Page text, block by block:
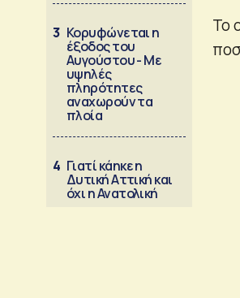
3 Κορυφώνεται η
έξοδος του
Αυγούστου - Με
υψηλές
πληρότητες
αναχωρούν τα
πλοία
4 Γιατί κάηκε η
Δυτική Αττική και
όχι η Ανατολική
Το